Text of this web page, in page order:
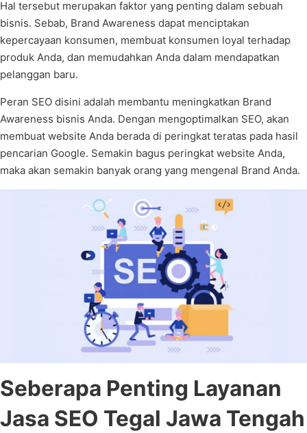
Hal tersebut merupakan faktor yang penting dalam sebuah
bisnis. Sebab, Brand Awareness dapat menciptakan
kepercayaan konsumen, membuat konsumen loyal terhadap
produk Anda, dan memudahkan Anda dalam mendapatkan
pelanggan baru.
Peran SEO disini adalah membantu meningkatkan Brand
Awareness bisnis Anda. Dengan mengoptimalkan SEO, akan
membuat website Anda berada di peringkat teratas pada hasil
pencarian Google. Semakin bagus peringkat website Anda,
maka akan semakin banyak orang yang mengenal Brand Anda.
Seberapa Penting Layanan
Jasa SEO Tegal Jawa Tengah